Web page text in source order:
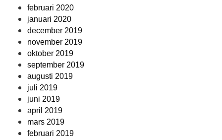
februari 2020
januari 2020
december 2019
november 2019
oktober 2019
september 2019
augusti 2019
juli 2019
juni 2019
april 2019
mars 2019
februari 2019